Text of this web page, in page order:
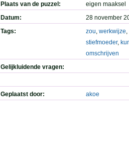
Plaats van de puzzel:
eigen maaksel
Datum:
28 november
Tags:
zou, werkwijze,
stiefmoeder,
omschrijven
Gelijkluidende vragen:
Geplaatst door: akoe